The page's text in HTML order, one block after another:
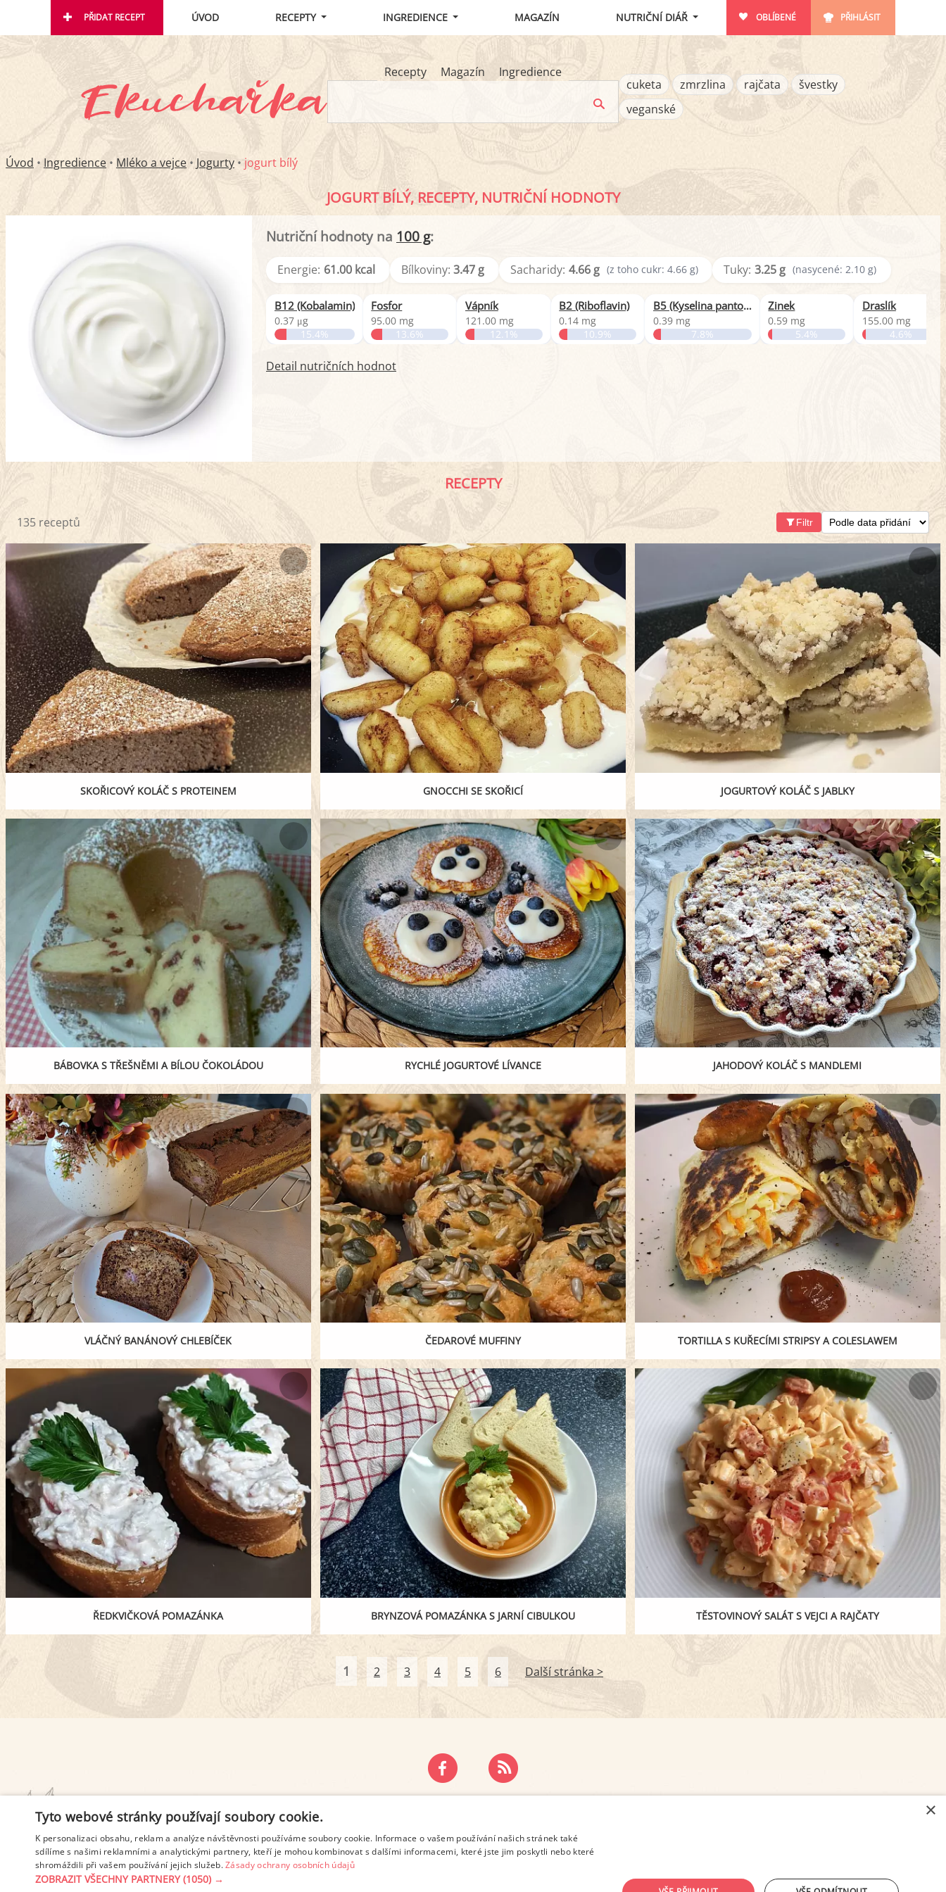
PŘIDAT RECEPT ÚVOD RECEPTY INGREDIENCE MAGAZÍN NUTRIČNÍ DIÁŘ OBLÍBENÉ PŘIHLÁSIT
Recepty Magazín
Ingredience
cuketa
zmrzlina rajčata
švestky
veganské
Úvod • Ingredience • Mléko a vejce • Jogurty •jogurt bílý
JOGURT BÍLÝ, RECEPTY, NUTRIČNÍ HODNOTY
Nutriční hodnoty na 100 g:
Energie: 61.00 kcal Bílkoviny: 3.47 g Sacharidy: 4.66 g (z toho cukr: 4.66 g) Tuky: 3.25 g (nasycené: 2.10 g)
B12 (Kobalamin)
0.37 μg
15.4%
Fosfor
95.00 mg
13.6%
Vápník
121.00 mg
12.1%
B2 (Riboflavin)
0.14 mg
10.9%
B5 (Kyselina pantothenová)
0.39 mg
7.8%
Zinek
0.59 mg
5.4%
Draslík
155.00 mg
4.6%
Detail nutričních hodnot
RECEPTY
135 receptů Filtr
SKOŘICOVÝ KOLÁČ S PROTEINEM GNOCCHI SE SKOŘICÍ JOGURTOVÝ KOLÁČ S JABLKY
BÁBOVKA S TŘEŠNĚMI A BÍLOU ČOKOLÁDOU RYCHLÉ JOGURTOVÉ LÍVANCE JAHODOVÝ KOLÁČ S MANDLEMI
VLÁČNÝ BANÁNOVÝ CHLEBÍČEK ČEDAROVÉ MUFFINY TORTILLA S KUŘECÍMI STRIPSY A COLESLAWEM
ŘEDKVIČKOVÁ POMAZÁNKA BRYNZOVÁ POMAZÁNKA S JARNÍ CIBULKOU TĚSTOVINOVÝ SALÁT S VEJCI A RAJČATY
1 2 3 4 5 6 Další stránka >
PODMÍNKY UŽITÍ ZÁSADY OCHRANY OSOBNÍCH ÚDAJŮ ×
Tyto webové stránky používají soubory cookie.
K personalizaci obsahu, reklam a analýze návštěvnosti používáme soubory cookie. Informace o vašem používání našich stránek také
sdílíme s našimi reklamními a analytickými partnery, kteří je mohou kombinovat s dalšími informacemi, které jste jim poskytli nebo které
shromáždili při vašem používání jejich služeb.Zásady ochrany osobních údajů
ZOBRAZIT VŠECHNY PARTNERY(1050) →